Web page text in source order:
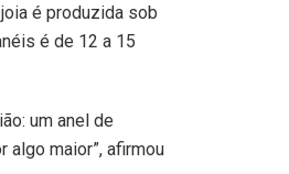
é produzida sob
é de 12 a 15
um anel de
algo maior”, afirmou